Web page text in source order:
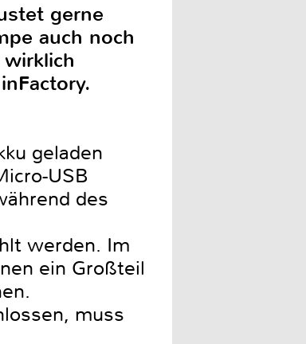
gerne
auch noch
geladen
USB
des
werden. Im
ein Großteil
muss